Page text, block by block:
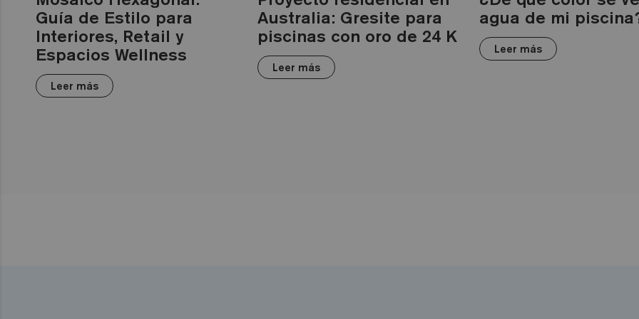
Guía de Estilo para
Interiores, Retail y
Espacios Wellness
Leer más
Australia: Gresite para
piscinas con oro de 24 K
Leer más
agua de mi
Leer más